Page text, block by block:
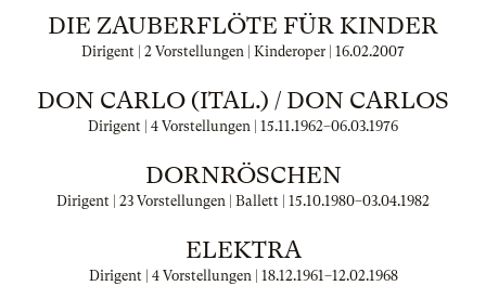
DIE ZAUBERFLÖTE FÜR KINDER
Dirigent | 2 Vorstellungen | Kinderoper | 16.02.2007
DON CARLO (ITAL.) / DON CARLOS
Dirigent | 4 Vorstellungen | 15.11.1962–06.03.1976
DORNRÖSCHEN
Dirigent | 23 Vorstellungen | Ballett | 15.10.1980–03.04.1982
ELEKTRA
Dirigent | 4 Vorstellungen | 18.12.1961–12.02.1968